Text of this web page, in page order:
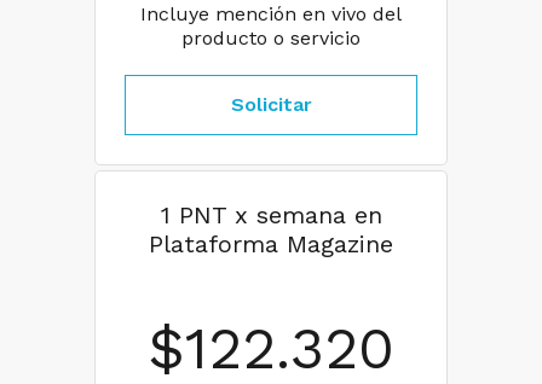
Incluye mención en vivo del
producto o servicio
Solicitar
1 PNT x semana en
Plataforma Magazine
$122.320